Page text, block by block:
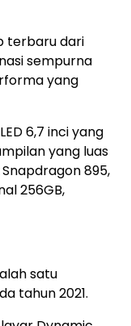
terbaru dari
sempurna
yang
6,7 inci yang
yang luas
895,
256GB,
satu
tahun 2021.